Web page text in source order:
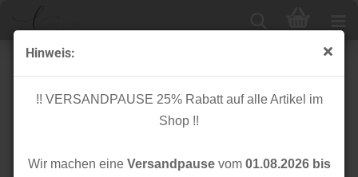
Hinweis:
!! VERSANDPAUSE 25% Rabatt auf alle Artikel im
Shop !!
Wir machen eine Versandpausevom 01.08.2026 bis
Jersey - Giraffenherde - ecru